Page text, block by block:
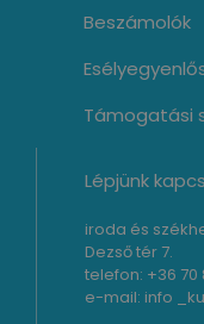
Beszámolók
Támogatási
Lépjünk
iroda és
Dezső tér 7.
telefon: +36 70
e-mail: info